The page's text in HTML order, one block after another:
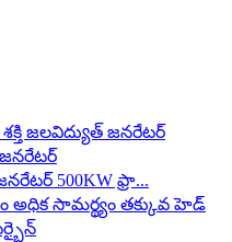
500KW ఫ్రా...